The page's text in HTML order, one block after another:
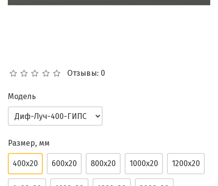
Отзывы: 0
Модель
Размер, мм
400x20 600x20 800x20 1000x20 1200x20